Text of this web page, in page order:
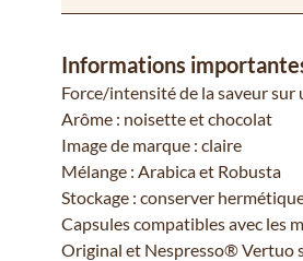
Informations
Force/intensité de la saveur sur
Arôme : noisette et chocolat
Image de marque : claire
Mélange : Arabica et Robusta
Stockage : conserver
Capsules compatibles avec les
Original et Nespresso® Vertuo